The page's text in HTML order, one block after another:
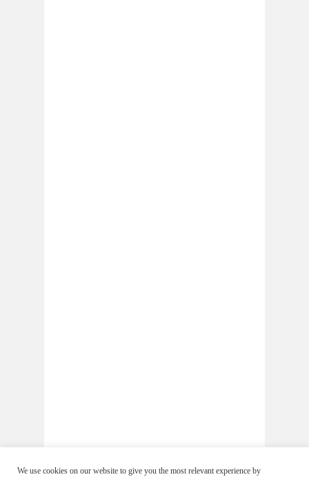
We use cookies on our website to give you the most relevant experience by